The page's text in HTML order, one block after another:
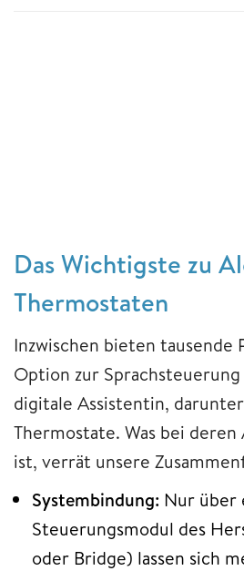
Das Wichtigste zu
Thermostaten
Inzwischen bieten tausende
Option zur
digitale Assistentin,
Thermostate. Was bei
ist, verrät unsere
Systembindung: Nur über
Steuerungsmodul des
oder Bridge) lassen sich